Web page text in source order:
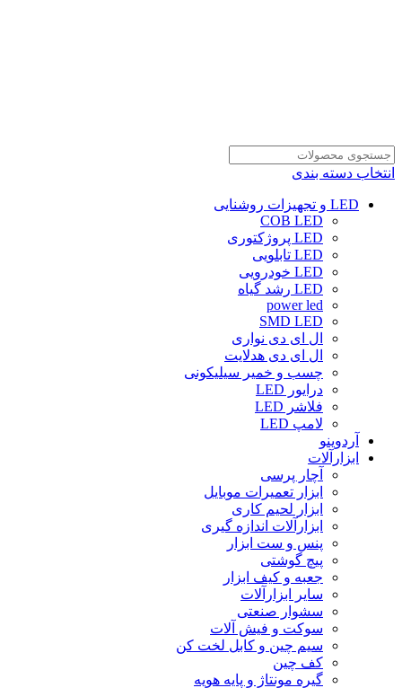
انتخاب دسته بندی
LED و تجهیزات روشنایی
COB LED
LED پروژکتوری
LED تابلویی
LED خودرویی
LED رشد گیاه
power led
SMD LED
ال ای دی نواری
ال ای دی هدلایت
چسب و خمیر سیلیکونی
درایور LED
فلاشر LED
لامپ LED
آردوینو
ابزارآلات
آچار پرسی
ابزار تعمیرات موبایل
ابزار لحیم کاری
ابزارآلات اندازه گیری
پنس و ست ابزار
پیچ گوشتی
جعبه و کیف ابزار
سایر ابزارآلات
سشوار صنعتی
سوکت و فیش آلات
سیم چین و کابل لخت کن
کف چین
گیره مونتاژ و پایه هویه